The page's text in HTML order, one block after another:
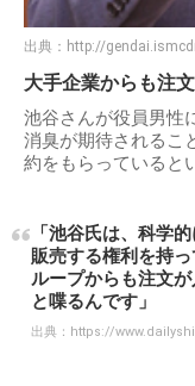
出典： http://
大手企業からも注文
池谷さんが役員男性
消臭が期待されるこ
約をもらっていると
「池谷氏は、科学
販売する権利を持
ループからも注文
と喋るんです」
出典： https://